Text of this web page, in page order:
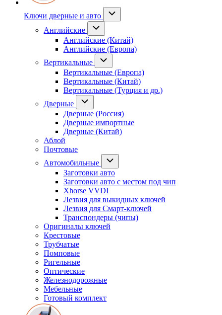
Ключи дверные и авто
Английские
Английские (Китай)
Английские (Европа)
Вертикальные
Вертикальные (Европа)
Вертикальные (Китай)
Вертикальные (Турция и др.)
Дверные
Дверные (Россия)
Дверные импортные
Дверные (Китай)
Аблой
Почтовые
Автомобильные
Заготовки авто
Заготовки авто с местом под чип
Xhorse VVDI
Лезвия для выкидных ключей
Лезвия для Смарт-ключей
Транспондеры (чипы)
Оригиналы ключей
Крестовые
Трубчатые
Помповые
Ригельные
Оптические
Железнодорожные
Мебельные
Готовый комплект